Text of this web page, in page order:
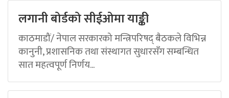
लगानी बोर्डको सीईओमा याङ्की
काठमाडौं/ नेपाल सरकारको मन्त्रिपरिषद् बैठकले विभिन्न
कानुनी, प्रशासनिक तथा संस्थागत सुधारसँग सम्बन्धित
सात महत्वपूर्ण निर्णय...